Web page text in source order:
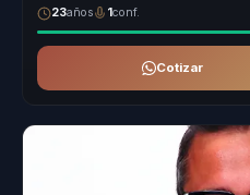
23años 1conf.
Cotizar